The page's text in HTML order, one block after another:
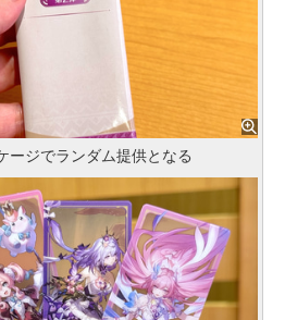
ージでランダム提供となる